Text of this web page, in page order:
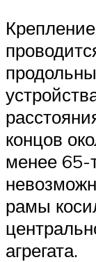
концов
менее 65-
рамы
агрегата.